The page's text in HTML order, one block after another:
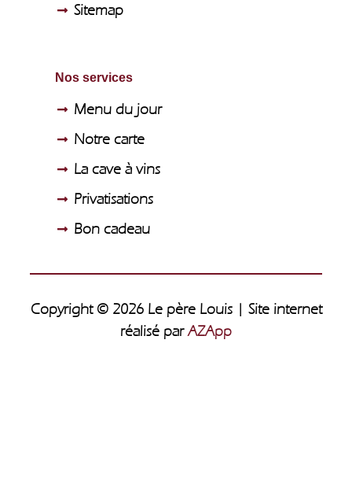
Sitemap
Nos services
Menu du jour
Notre carte
La cave à vins
Privatisations
Bon cadeau
Copyright © 2026 Le père Louis | Site internet
réalisé parAZApp